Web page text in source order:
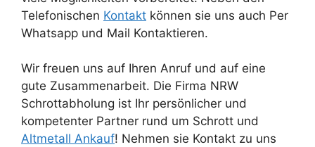
Telefonischen Kontakt können sie uns auch Per
Whatsapp und Mail Kontaktieren.
Wir freuen uns auf Ihren Anruf und auf eine
gute Zusammenarbeit. Die Firma NRW
Schrottabholung ist Ihr persönlicher und
kompetenter Partner rund um Schrott und
Altmetall Ankauf! Nehmen sie Kontakt zu uns